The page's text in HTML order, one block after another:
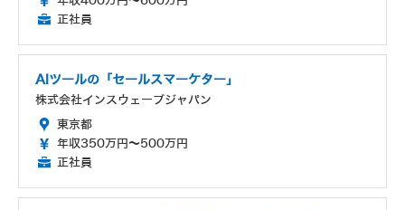
正社員
AIツールの「セールスマーケター」
株式会社インスウェーブジャパン
東京都
年収350万円～500万円
正社員